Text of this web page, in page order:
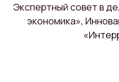
Экспертный совет в
экономика»,